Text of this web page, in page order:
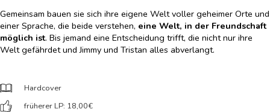
Gemeinsam bauen sie sich ihre eigene Welt voller geheimer Orte und
einer Sprache, die beide verstehen, eine Welt, in der Freundschaft
möglich ist. Bis jemand eine Entscheidung trifft, die nicht nur ihre
Welt gefährdet und Jimmy und Tristan alles abverlangt.
Hardcover
früherer LP: 18,00€